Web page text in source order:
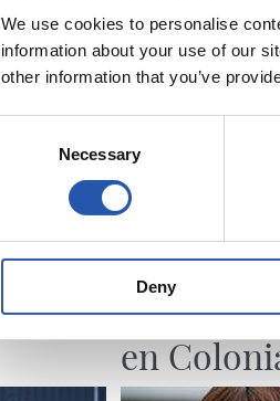
We use cookies to personalise
information about your use of our
other information that you’ve
Necessary
Deny
07/08/2026
PRIMER EQUIPO
Doble
en